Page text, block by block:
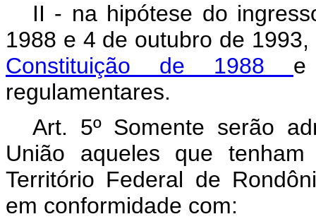
II - na hipótese do
1988 e 4 de outubro de
Constituição de 1988 e
regulamentares.
Art. 5º Somente serão
União aqueles que
Território Federal de
em conformidade com: